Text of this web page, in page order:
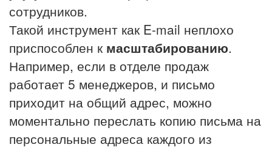
сотрудников.
Такой инструмент как E-mail неплохо
приспособлен к масштабированию.
Например, если в отделе продаж
работает 5 менеджеров, и письмо
приходит на общий адрес, можно
моментально переслать копию письма на
персональные адреса каждого из